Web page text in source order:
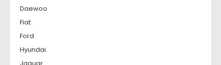
Daewoo
Fiat
Ford
Hyundai